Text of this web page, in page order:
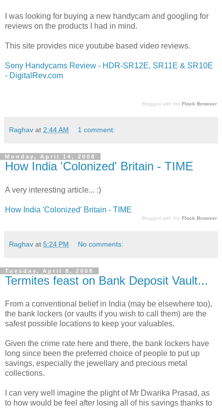
I was looking for buying a new handycam and googling for
reviews on the products I had in mind.
This site provides nice youtube based video reviews.
Sony Handycams Review - HDR-SR12E, SR11E & SR10E
- DigitalRev.com
Blogged with the Flock Browser
Raghav at 2:44 AM 1 comment:
Monday, April 14, 2008
How India 'Colonized' Britain - TIME
A very interesting article... :)
How India 'Colonized' Britain - TIME
Blogged with the Flock Browser
Raghav at 5:24 PM No comments:
Tuesday, April 8, 2008
Termites feast on Bank Deposit Vault...
From a conventional belief in India (may be elsewhere too),
the bank lockers (or vaults if you wish to call them) are the
safest possible locations to keep your valuables.
Given the crime rate here and there, the bank lockers have
long since been the preferred choice of people to put up
savings, especially the jewellary and precious metal
collections.
I can very well imagine the plight of Mr Dwarika Prasad, as
to how would be feel after losing all of his savings thanks to